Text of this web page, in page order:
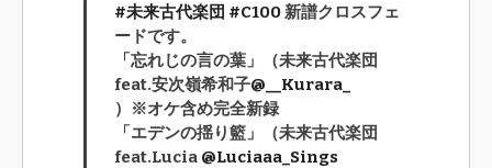
#未来古代楽団 #C100新譜クロスフェ
ードです。
「忘れじの言の葉」（未来古代楽団
feat.安次嶺希和子@__Kurara_
）※オケ含め完全新録
「エデンの揺り籃」（未来古代楽団
feat.Lucia @Luciaaa_Sings